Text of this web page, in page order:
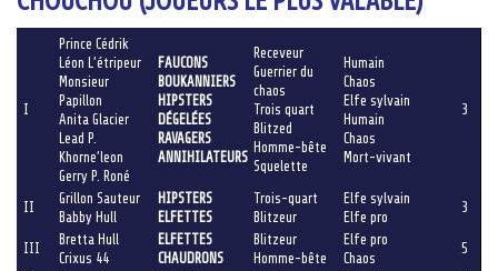
I
Prince Cédrik
Léon L’étripeur
Monsieur
Papillon
Anita Glacier
Lead P.
Khorne’leon
Gerry P. Roné
FAUCONS
BOUKANNIERS
HIPSTERS
DÉGELÉES
RAVAGERS
ANNIHILATEURS
Receveur
Guerrier du
chaos
Trois quart
Blitzed
Homme-bête
Squelette
Humain
Chaos
Elfe sylvain
Humain
Chaos
Mort-vivant
3
II
Grillon Sauteur
Babby Hull
HIPSTERS
ELFETTES
Trois-quart
Blitzeur
Elfe sylvain
Elfe pro
3
III
Bretta Hull
Crixus 44
ELFETTES
CHAUDRONS
Blitzeur
Homme-bête
Elfe pro
Chaos
5